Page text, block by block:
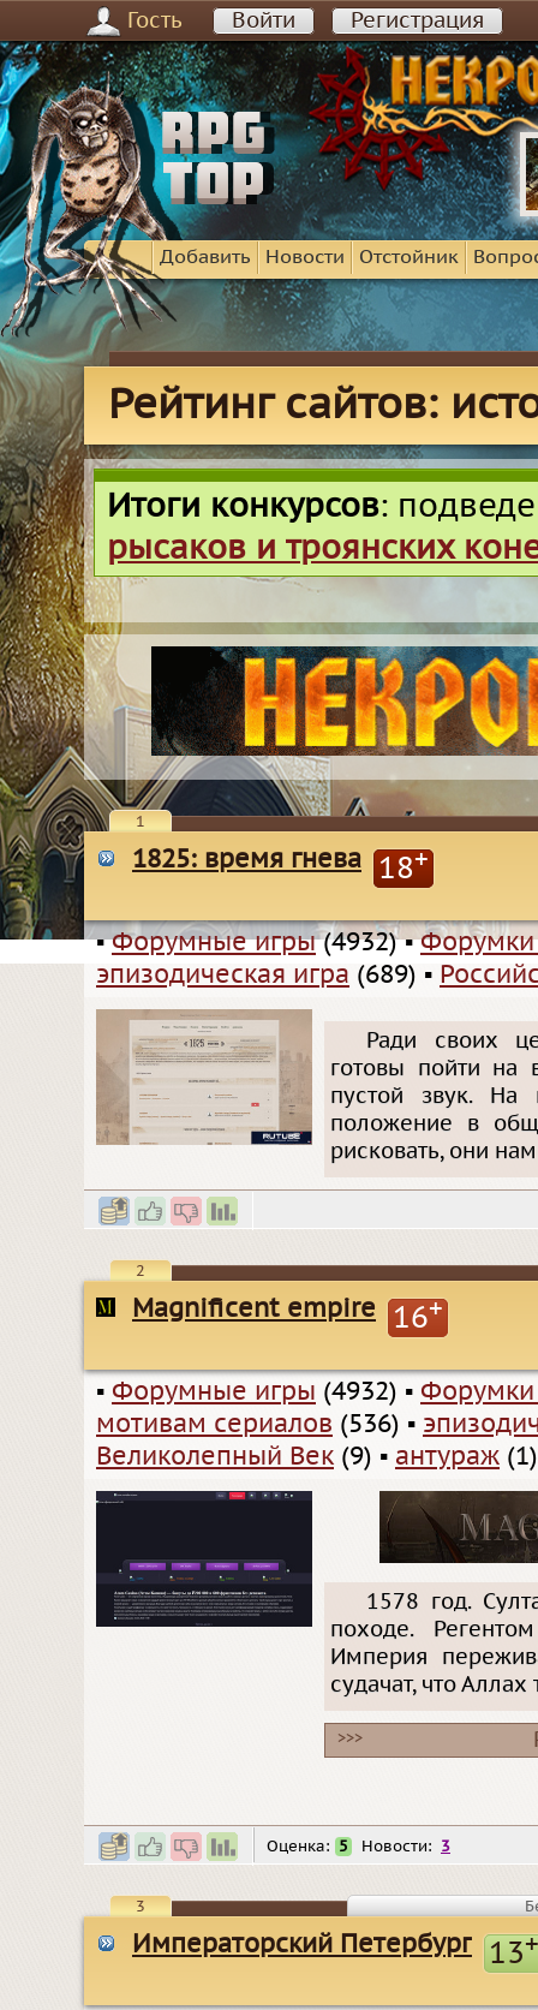
Гость Войти Регистрация
Добавить Новости Отстойник
Рейтинг сайтов:
Итоги конкурсов:
рысаков и троянских
1
1825: время гнева 18+
▪Форумные игры(4932)▪
эпизодическая игра (689) ▪
Ради своих
готовы пойти на
пустой звук. На
положение в
рисковать, они
2
Magnificent empire 16+
▪ Форумные игры (4932) ▪
мотивам сериалов (536) ▪
Великолепный Век (9) ▪ антураж (1)
1578 год.
походе.
Империя
судачат, что
>>>
Оценка: 5 Новости: 3
3
Императорский Петербург 13+